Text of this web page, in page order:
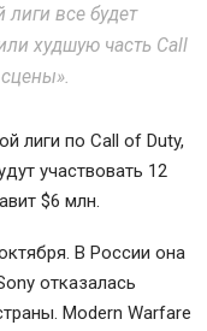
все будет
худшую часть Call
лиги по Call of Duty,
участвовать 12
$6 млн.
В России она
отказалась
Modern Warfare